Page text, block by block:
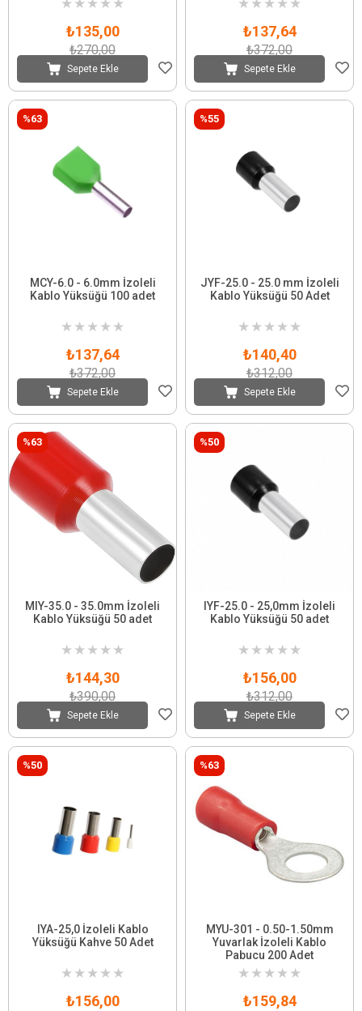
★ ★ ★ ★ ★
₺135,00
₺270,00
Sepete Ekle
★ ★ ★ ★ ★
₺137,64
₺372,00
Sepete Ekle
MCY-6.0 - 6.0mm İzoleli
Kablo Yüksüğü 100 adet
★ ★ ★ ★ ★
₺137,64
₺372,00
Sepete Ekle
%63
JYF-25.0 - 25.0 mm İzoleli
Kablo Yüksüğü 50 Adet
★ ★ ★ ★ ★
₺140,40
₺312,00
Sepete Ekle
%55
MIY-35.0 - 35.0mm İzoleli
Kablo Yüksüğü 50 adet
★ ★ ★ ★ ★
₺144,30
₺390,00
Sepete Ekle
%63
IYF-25.0 - 25,0mm İzoleli
Kablo Yüksüğü 50 adet
★ ★ ★ ★ ★
₺156,00
₺312,00
Sepete Ekle
%50
IYA-25,0 İzoleli Kablo
Yüksüğü Kahve 50 Adet
★ ★ ★ ★ ★
₺156,00
%50
MYU-301 - 0.50-1.50mm
Yuvarlak İzoleli Kablo
Pabucu 200 Adet
★ ★ ★ ★ ★
₺159,84
%63